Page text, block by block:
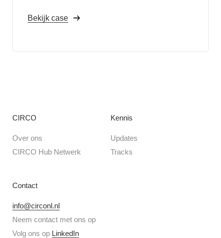
Bekijk case
CIRCO
Over ons
CIRCO Hub Netwerk
Kennis
Updates
Tracks
Contact
info@circonl.nl
Neem contact met ons op
Volg ons op LinkedIn